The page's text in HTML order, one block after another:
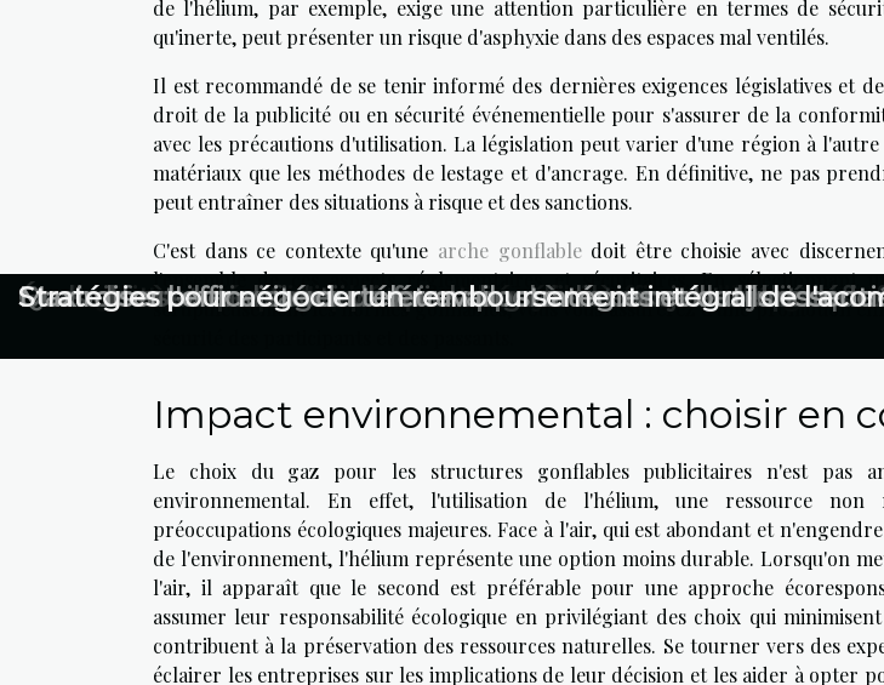
de l'hélium, par exemple, exige une attention particulière en termes de
qu'inerte, peut présenter un risque d'asphyxie dans des espaces mal ventilés.
Il est recommandé de se tenir informé des dernières exigences législatives et
droit de la publicité ou en sécurité événementielle pour s'assurer de la
avec les précautions d'utilisation. La législation peut varier d'une région à
matériaux que les méthodes de lestage et d'ancrage. En définitive, ne pas
peut entraîner des situations à risque et des sanctions.
C'est dans ce contexte qu'une arche gonflabledoit être choisie avec
l'ensemble de ces aspects réglementaires et sécuritaires. En sélectionnant
scrupuleusement les normes gonflables, vous vous assurerez d'une promotion
Impact environnemental : choisir en
Le choix du gaz pour les structures gonflables publicitaires n'est pas
environnemental. En effet, l'utilisation de l'hélium, une ressource non
préoccupations écologiques majeures. Face à l'air, qui est abondant et
de l'environnement, l'hélium représente une option moins durable. Lorsqu'on
l'air, il apparaît que le second est préférable pour une approche
assumer leur responsabilité écologique en privilégiant des choix qui
contribuent à la préservation des ressources naturelles. Se tourner vers des
éclairer les entreprises sur les implications de leur décision et les aider à opter
Raconter sa reconversion avec sincérité dans sa lettre de
Partager une recette : plus un acte social qu’on ne l’imagine
Écologie et entreprise : comment recycler efficacement avec
Comment le crédit d'impôt peut bénéficier aux services à
Quels critères pour choisir un service d’enlèvement d’épaves
Évaluation et certification en management : enjeux et
Conseils essentiels pour choisir la bonne licence de débit de
Quand faut-il envisager de faire appel à un conseiller juridique
Maximiser l'efficacité du télétravail : stratégies et outils
Stratégies pour négocier un remboursement intégral de